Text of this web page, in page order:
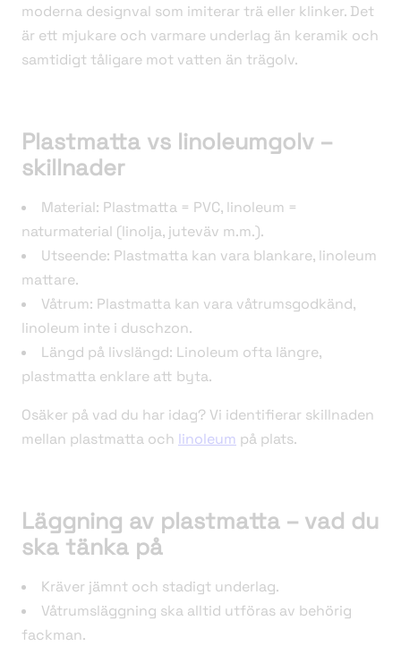
moderna designval som imiterar trä eller klinker. Det
är ett mjukare och varmare underlag än keramik och
samtidigt tåligare mot vatten än trägolv.
Plastmatta vs linoleumgolv –
skillnader
Material: Plastmatta = PVC, linoleum =
naturmaterial (linolja, juteväv m.m.).
Utseende: Plastmatta kan vara blankare, linoleum
mattare.
Våtrum: Plastmatta kan vara våtrumsgodkänd,
linoleum inte i duschzon.
Längd på livslängd: Linoleum ofta längre,
plastmatta enklare att byta.
Osäker på vad du har idag? Vi identifierar skillnaden
mellan plastmatta och linoleum på plats.
Läggning av plastmatta – vad du
ska tänka på
Kräver jämnt och stadigt underlag.
Våtrumsläggning ska alltid utföras av behörig
fackman.